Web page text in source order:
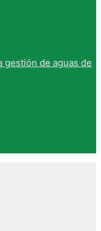
gestión de aguas de